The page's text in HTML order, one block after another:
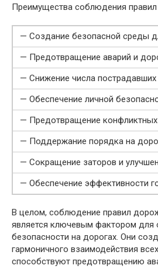
Преимущества соблюдения
— Создание безопасной среды
— Предотвращение аварий и
— Снижение числа пострадавших
— Обеспечение личной
— Предотвращение конфликтных
— Поддержание порядка на
— Сокращение заторов и
— Обеспечение эффективности
В целом, соблюдение правил
является ключевым фактором для
безопасности на дорогах. Они
гармоничного взаимодействия
способствуют предотвращению